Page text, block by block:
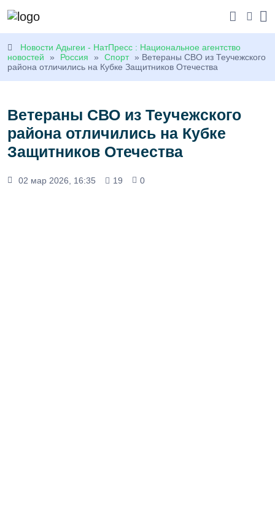
Новости Адыгеи - НатПресс : Национальное агентство
новостей
» Россия » Спорт » Ветераны СВО из Теучежского
района отличились на Кубке Защитников Отечества
Ветераны СВО из Теучежского
района отличились на Кубке
Защитников Отечества
02 мар 2026, 16:35 19 0